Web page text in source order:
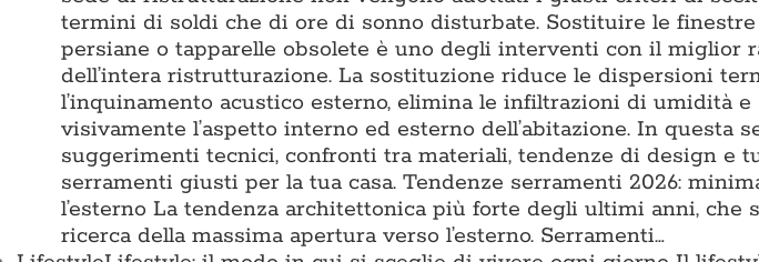
termini di soldi che di ore di sonno disturbate. Sostituire le
persiane o tapparelle obsolete è uno degli interventi con il miglior
dell’intera ristrutturazione. La sostituzione riduce le dispersioni
l’inquinamento acustico esterno, elimina le infiltrazioni di umidità
visivamente l’aspetto interno ed esterno dell’abitazione. In questa
suggerimenti tecnici, confronti tra materiali, tendenze di design e
serramenti giusti per la tua casa. Tendenze serramenti 2026:
l’esterno La tendenza architettonica più forte degli ultimi anni, che
ricerca della massima apertura verso l’esterno. Serramenti…